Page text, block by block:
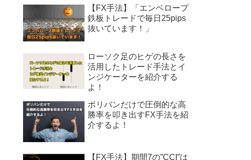
【FX手法】「エンベロープ
鉄板トレードで毎日25pips
抜いています！」
ローソク足のヒゲの長さを
活用したトレード手法とイ
ンジケーターを紹介する
よ！
ボリバンだけで圧倒的な高
勝率を叩き出すFX手法を紹
介するよ！
【FX手法】期間7の”CCI”は